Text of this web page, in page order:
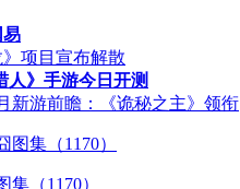
易
》项目宣布解散
人》手游今日开测
新游前瞻：《诡秘之主》领衔
（1170）